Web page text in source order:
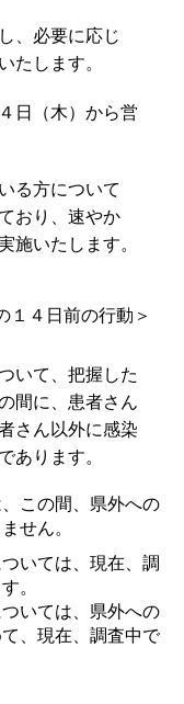
、必要に応じ
たします。
日（木）から営
る方について
おり、速やか
施いたします。
１４日前の行動＞
いて、把握した
間に、患者さん
さん以外に感染
あります。
この間、県外への
せん。
いては、現在、調
。
いては、県外への
、現在、調査中で